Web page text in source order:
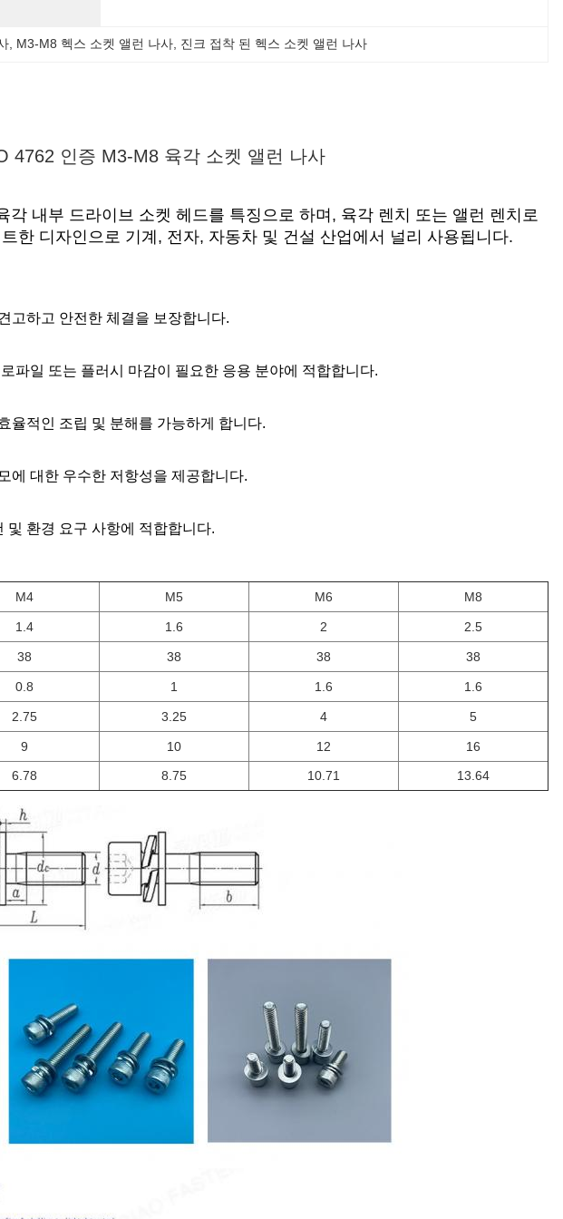
, M3-M8 헥스 소켓 앨런 나사, 진크 접착 된 헥스 소켓 앨런 나사
4762 인증 M3-M8 육각 소켓 앨런 나사
내부 드라이브 소켓 헤드를 특징으로 하며, 육각 렌치 또는 앨런 렌치로
한 디자인으로 기계, 전자, 자동차 및 건설 산업에서 널리 사용됩니다.
고하고 안전한 체결을 보장합니다.
파일 또는 플러시 마감이 필요한 응용 분야에 적합합니다.
율적인 조립 및 분해를 가능하게 합니다.
에 대한 우수한 저항성을 제공합니다.
및 환경 요구 사항에 적합합니다.
M4 M5 M6 M8
1.4 1.6 2 2.5
38 38 38 38
0.8 1 1.6 1.6
2.75 3.25 4 5
9 10 12
16
6.78 8.75 10.71 13.64